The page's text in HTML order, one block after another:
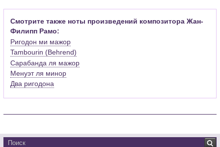
Смотрите также ноты произведений композитора Жан-
Филипп Рамо:
Ригодон ми мажор
Tambourin (Behrend)
Сарабанда ля мажор
Менуэт ля минор
Два ригодона